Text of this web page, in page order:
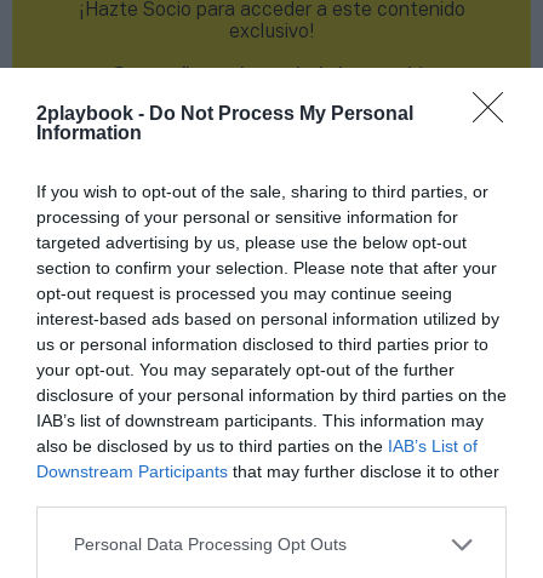
2playbook - Do Not Process My Personal
Information
If you wish to opt-out of the sale, sharing to third parties, or
processing of your personal or sensitive information for
targeted advertising by us, please use the below opt-out
section to confirm your selection. Please note that after your
opt-out request is processed you may continue seeing
interest-based ads based on personal information utilized by
us or personal information disclosed to third parties prior to
your opt-out. You may separately opt-out of the further
disclosure of your personal information by third parties on the
IAB’s list of downstream participants. This information may
also be disclosed by us to third parties on the IAB’s List of
Downstream Participants that may further disclose it to other
Personal Data Processing Opt Outs
Índex2P
Ironman
RPM-Mktg
¡Hazte Socio para acceder a este contenido
exclusivo!
Compartir
Imprimir